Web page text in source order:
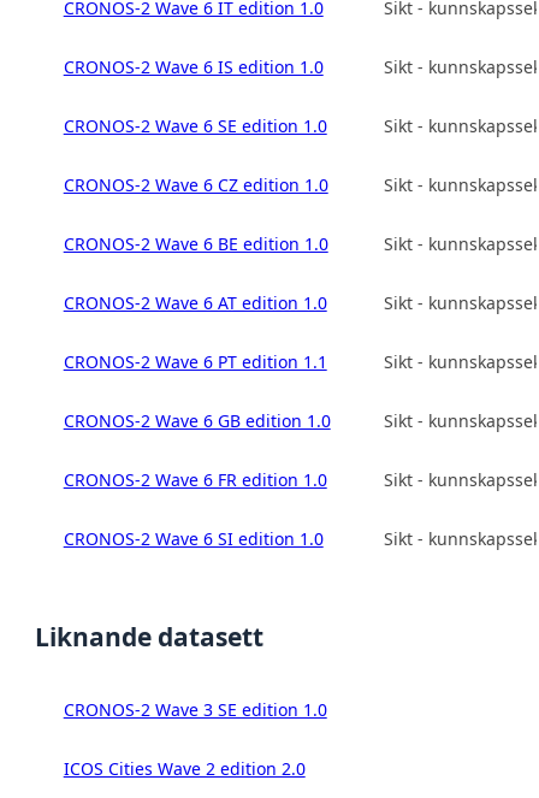
CRONOS-2 Wave 6 IT edition 1.0 Sikt -
CRONOS-2 Wave 6 IS edition 1.0 Sikt -
CRONOS-2 Wave 6 SE edition 1.0 Sikt -
CRONOS-2 Wave 6 CZ edition 1.0 Sikt -
CRONOS-2 Wave 6 BE edition 1.0 Sikt -
CRONOS-2 Wave 6 AT edition 1.0 Sikt -
CRONOS-2 Wave 6 PT edition 1.1 Sikt -
CRONOS-2 Wave 6 GB edition 1.0 Sikt -
CRONOS-2 Wave 6 FR edition 1.0 Sikt -
CRONOS-2 Wave 6 SI edition 1.0 Sikt -
Liknande datasett
CRONOS-2 Wave 3 SE edition 1.0
ICOS Cities Wave 2 edition 2.0